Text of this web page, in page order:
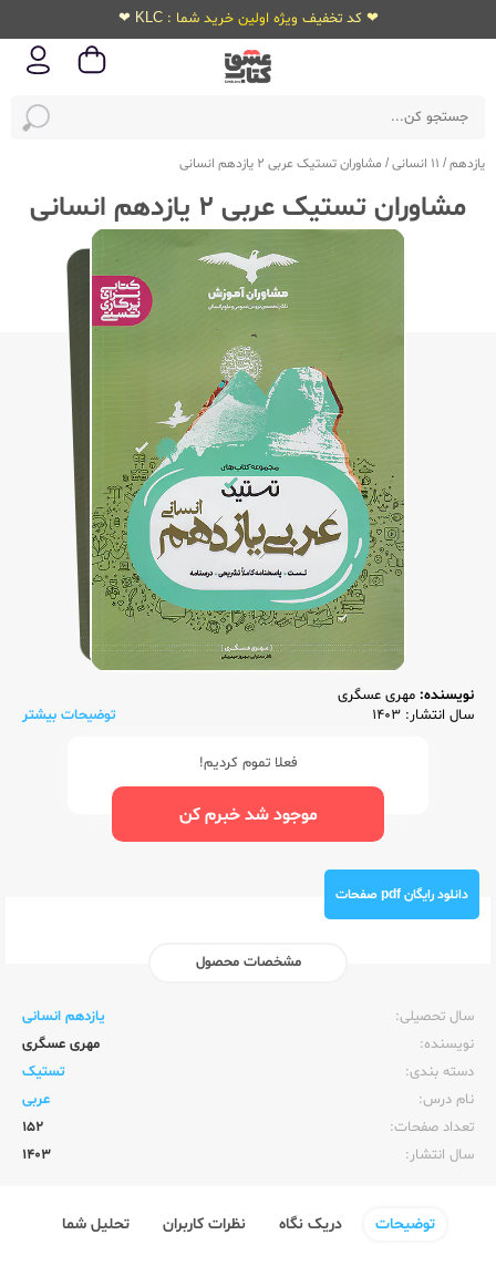
❤ کد تخفیف ویژه اولین خرید شما : KLC ❤
یازدهم/ 11 انسانی / مشاوران تستیک عربی 2 یازدهم انسانی
مشاوران تستیک عربی 2 یازدهم انسانی
نویسنده: مهری عسگری
سال انتشار: 1403
توضیحات بیشتر
فعلا تموم کردیم!
موجود شد خبرم کن
دانلود رایگان pdf صفحات
مشخصات محصول
سال تحصیلی:‌
یازدهم انسانی
نویسنده:‌
مهری عسگری
دسته بندی:
تستیک
نام درس:
عربی
تعداد صفحات:‌
152
سال انتشار:‌
1403
توضیحات دریک نگاه نظرات کاربران تحلیل شما